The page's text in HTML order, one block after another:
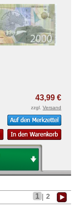
43,99 €
zzgl. Versand
1 | 2